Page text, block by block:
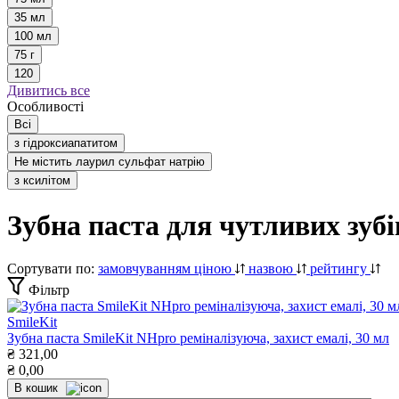
35 мл
100 мл
75 г
120
Дивитись все
Особливості
Всі
з гідроксиапатитом
Не містить лаурил сульфат натрію
з ксилітом
Зубна паста для чутливих
Сортувати по: замовчуванням ціною назвою
рейтингу
Фільтр
SmileKit
Зубна паста SmileKit NHpro реміналізуюча, захист емалі, 30 мл
₴ 321,00
₴ 0,00
В кошик